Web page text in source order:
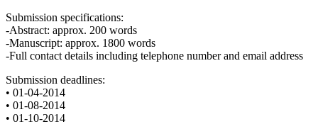
Submission specifications:
-Abstract: approx. 200 words
-Manuscript: approx. 1800 words
-Full contact details including telephone number and email address
Submission deadlines:
• 01-04-2014
• 01-08-2014
• 01-10-2014